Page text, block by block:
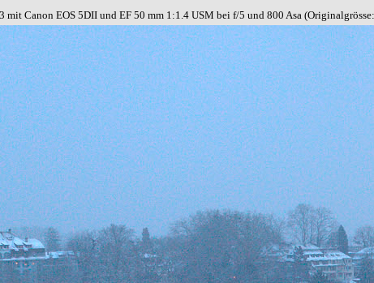
mit Canon EOS 5DII und EF 50 mm 1:1.4 USM bei f/5 und 800 Asa